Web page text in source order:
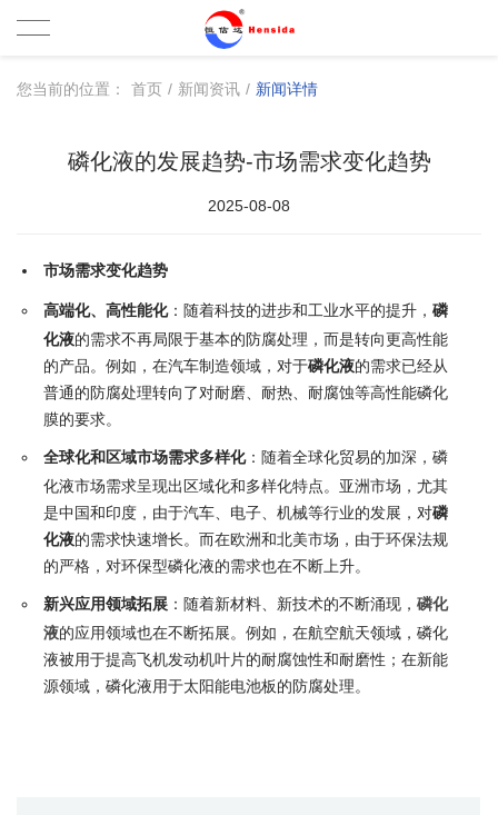
您当前的位置： 首页 / 新闻资讯 / 新闻详情
磷化液的发展趋势-市场需求变化趋势
2025-08-08
市场需求变化趋势
高端化、高性能化：随着科技的进步和工业水平的提升， 磷
化液的需求不再局限于基本的防腐处理，而是转向更高性能
的产品。例如，在汽车制造领域，对于磷化液的需求已经从
普通的防腐处理转向了对耐磨、耐热、耐腐蚀等高性能磷化
膜的要求。
全球化和区域市场需求多样化：随着全球化贸易的加深，磷
化液市场需求呈现出区域化和多样化特点。亚洲市场，尤其
是中国和印度，由于汽车、电子、机械等行业的发展，对磷
化液的需求快速增长。而在欧洲和北美市场，由于环保法规
的严格，对环保型磷化液的需求也在不断上升。
新兴应用领域拓展 ：随着新材料、新技术的不断涌现， 磷化
液的应用领域也在不断拓展。例如，在航空航天领域，磷化
液被用于提高飞机发动机叶片的耐腐蚀性和耐磨性；在新能
源领域，磷化液用于太阳能电池板的防腐处理。